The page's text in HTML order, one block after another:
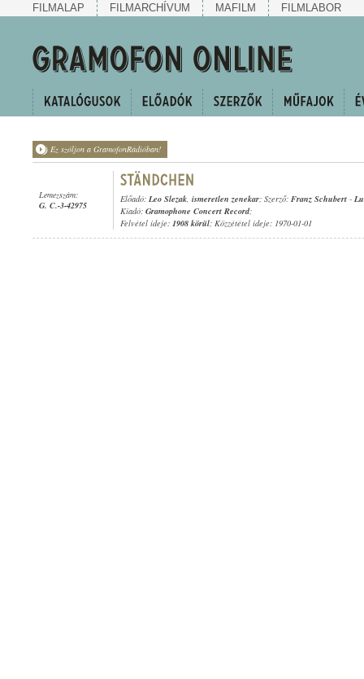
FILMALAP FILMARCHÍVUM MAFILM FILMLABOR
Ez szóljon a GramofonRádióban!
Lemezszám:
G. C.-3-42975
Előadó: Leo Slezak, ismeretlen zenekar; Szerző: Franz Schubert -
Kiadó: Gramophone Concert Record;
Felvétel ideje: 1908 körül; Közzététel ideje: 1970-01-01